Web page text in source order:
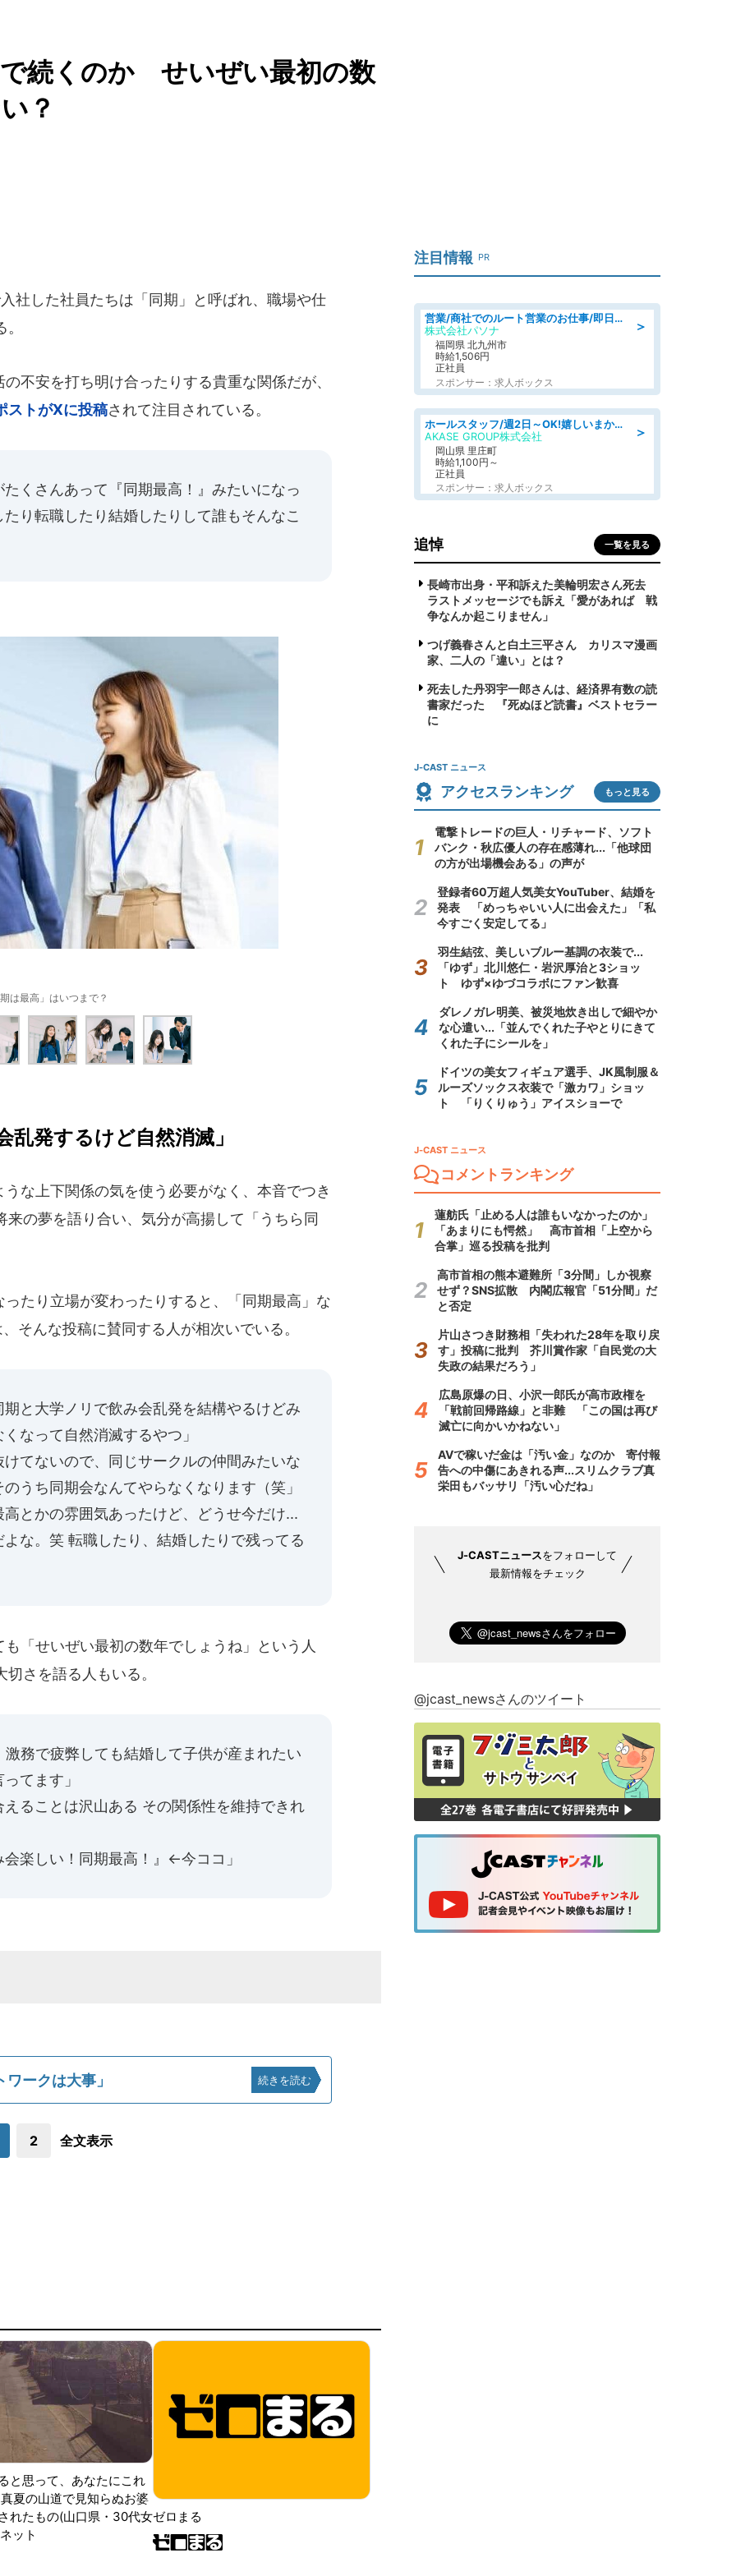
続くのか せいぜい最初の数
？
した社員たちは「同期」と呼ばれ、職場や仕
不安を打ち明け合ったりする貴重な関係だが、
ストがXに投稿されて注目されている。
くさんあって『同期最高！』みたいになっ
り転職したり結婚したりして誰もそんなこ
は最高」はいつまで？
発するけど自然消滅」
な上下関係の気を使う必要がなく、本音でつき
の夢を語り合い、気分が高揚して「うちら同
たり立場が変わったりすると、「同期最高」な
んな投稿に賛同する人が相次いでいる。
と大学ノリで飲み会乱発を結構やるけどみ
なって自然消滅するやつ」
てないので、同じサークルの仲間みたいな
うち同期会なんてやらなくなります（笑」
とかの雰囲気あったけど、どうせ今だけ...
な。笑 転職したり、結婚したりで残ってる
「せいぜい最初の数年でしょうね」という人
さを語る人もいる。
務で疲弊しても結婚して子供が産まれたい
てます」
ることは沢山ある その関係性を維持できれ
楽しい！同期最高！』←今ココ」
ークは大事」 続きを読む
2 全文表示
と思って、あなたにこれ
夏の山道で見知らぬお婆
れたもの(山口県・30代女
ット
ゼロまる
注目情報 PR
＞
営業/商社でのルート営業のお仕事/即日勤務可/車通勤可/営業
株式会社パソナ
福岡県 北九州市
時給1,506円
正社員
スポンサー：求人ボックス
＞
ホールスタッフ/週2日～OK!嬉しいまかない付き/岡山県/浅口郡里庄町
AKASE GROUP株式会社
岡山県 里庄町
時給1,100円～
正社員
スポンサー：求人ボックス
追悼 一覧を見る
長崎市出身・平和訴えた美輪明宏さん死去
ラストメッセージでも訴え「愛があれば 戦
争なんか起こりません」
つげ義春さんと白土三平さん カリスマ漫画
家、二人の「違い」とは？
死去した丹羽宇一郎さんは、経済界有数の読
書家だった 『死ぬほど読書』ベストセラー
に
J-CAST ニュース
アクセスランキング もっと見る
電撃トレードの巨人・リチャード、ソフト
バンク・秋広優人の存在感薄れ...「他球団
の方が出場機会ある」の声が
登録者60万超人気美女YouTuber、結婚を
発表 「めっちゃいい人に出会えた」「私
今すごく安定してる」
羽生結弦、美しいブルー基調の衣装で...
「ゆず」北川悠仁・岩沢厚治と3ショッ
ト ゆず×ゆづコラボにファン歓喜
ダレノガレ明美、被災地炊き出しで細やか
な心遣い...「並んでくれた子やとりにきて
くれた子にシールを」
ドイツの美女フィギュア選手、JK風制服＆
ルーズソックス衣装で「激カワ」ショッ
ト 「りくりゅう」アイスショーで
J-CAST ニュース
コメントランキング
蓮舫氏「止める人は誰もいなかったのか」
「あまりにも愕然」 高市首相「上空から
合掌」巡る投稿を批判
高市首相の熊本避難所「3分間」しか視察
せず？SNS拡散 内閣広報官「51分間」だ
と否定
片山さつき財務相「失われた28年を取り戻
す」投稿に批判 芥川賞作家「自民党の大
失政の結果だろう」
広島原爆の日、小沢一郎氏が高市政権を
「戦前回帰路線」と非難 「この国は再び
滅亡に向かいかねない」
AVで稼いだ金は「汚い金」なのか 寄付報
告への中傷にあきれる声...スリムクラブ真
栄田もバッサリ「汚い心だね」
J-CASTニュースをフォローして
最新情報をチェック
@jcast_newsさんのツイート